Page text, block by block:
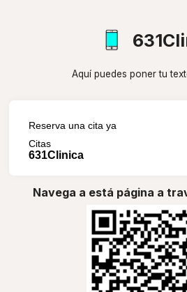
Aquí puedes poner tu
Reserva una cita ya
Citas
631Clinica
Navega a está página a